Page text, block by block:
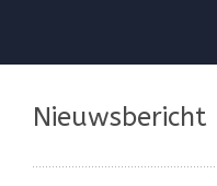
Nieuwsbericht